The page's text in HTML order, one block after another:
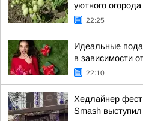
уютного огорода
22:25
Идеальные
в зависимости
22:10
Хедлайнер
Smash